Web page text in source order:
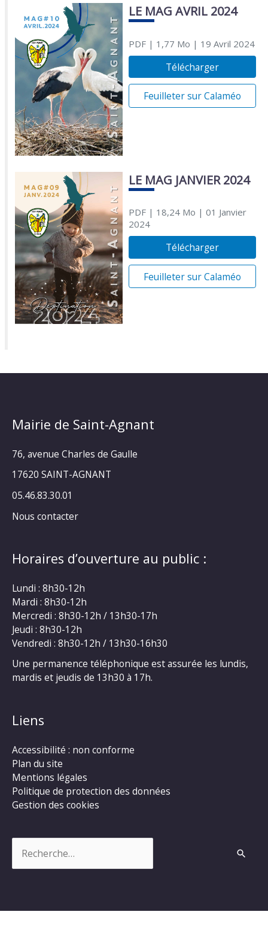
LE MAG AVRIL 2024
PDF| 1,77 Mo | 19 Avril 2024
Télécharger
Feuilleter sur Calaméo
LE MAG JANVIER 2024
PDF| 18,24 Mo | 01 Janvier
2024
Télécharger
Feuilleter sur Calaméo
Mairie de Saint-Agnant
76, avenue Charles de Gaulle
17620 SAINT-AGNANT
05.46.83.30.01
Nous contacter
Horaires d’ouverture au public :
Lundi : 8h30-12h
Mardi : 8h30-12h
Mercredi : 8h30-12h / 13h30-17h
Jeudi : 8h30-12h
Vendredi : 8h30-12h / 13h30-16h30
Une permanence téléphonique est assurée les lundis,
mardis et jeudis de 13h30 à 17h.
Liens
Accessibilité : non conforme
Plan du site
Mentions légales
Politique de protection des données
Gestion des cookies